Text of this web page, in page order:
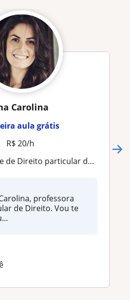
Carolina
aula grátis
R$ 20/h
te ajudar a adquirir conhecimentos de forma leve, simples e direta, tirando
professora
de Direito. Vou te